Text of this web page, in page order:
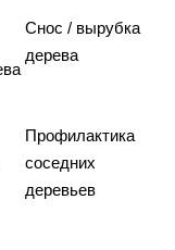
Снос / вырубка
дерева
Профилактика
соседних
деревьев